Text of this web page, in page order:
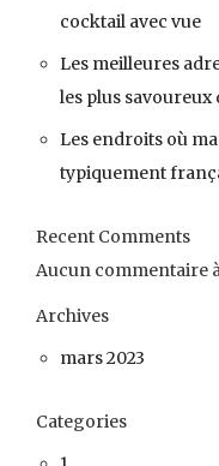
cocktail avec vue
Les meilleures
les plus savoureux
Les endroits où
typiquement
Recent Comments
Aucun commentaire
Archives
mars 2023
Categories